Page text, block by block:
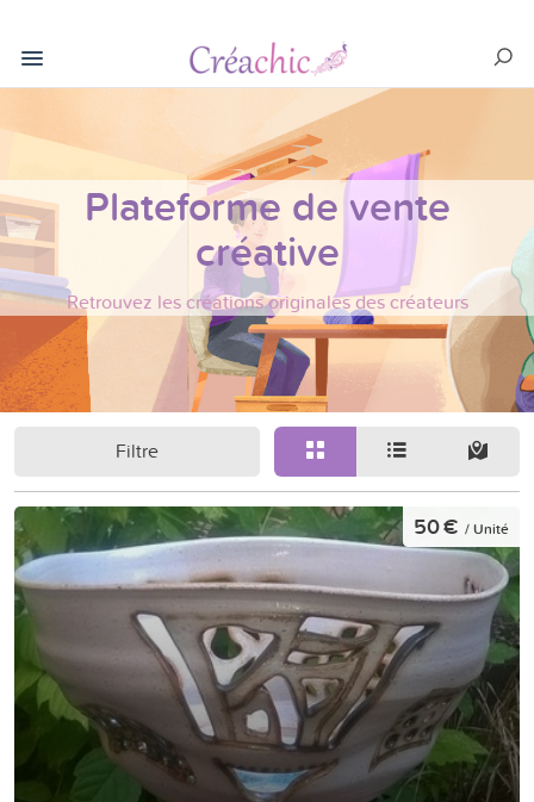
Plateforme de vente
créative
Retrouvez les créations originales des créateurs
Filtre
50 € / Unité